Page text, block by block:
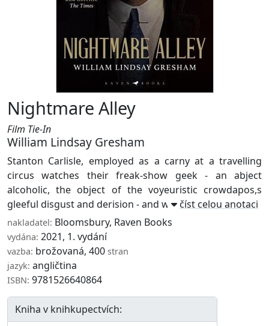
Nightmare Alley
Film Tie-In
William Lindsay Gresham
Stanton Carlisle, employed as a carny at a travelling
circus watches their freak-show geek - an abject
alcoholic, the object of the voyeuristic crowdapos,s
gleeful disgust and derision - and wonde ...číst celou anotaci
nakladatel: Bloomsbury, Raven Books
vydána: 2021, 1. vydání
vazba: brožovaná, 400 stran
jazyk: angličtina
ISBN: 9781526640864
Kniha v knihkupectvích: